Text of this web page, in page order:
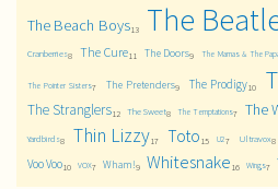
The Beach Boys13 The
Cranberries8 The Cure11 The Doors9 The Mamas & The
The Pointer Sisters7 The Pretenders9 The Prodigy10
The Stranglers12 The Sweet8 The Temptations7 The
Yardbirds8 Thin Lizzy17 Toto 15 U27 Ultravox8
Voo Voo10 VOX7 Wham!9 Whitesnake 16 Wings7